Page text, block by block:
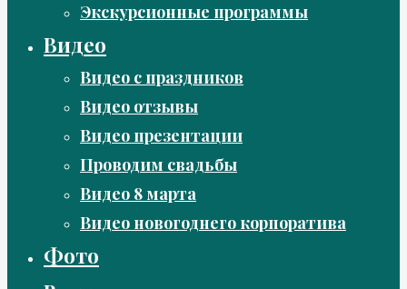
Экскурсионные программы
Видео
Видео с праздников
Видео отзывы
Видео презентации
Проводим свадьбы
Видео 8 марта
Видео новогоднего корпоратива
Фото